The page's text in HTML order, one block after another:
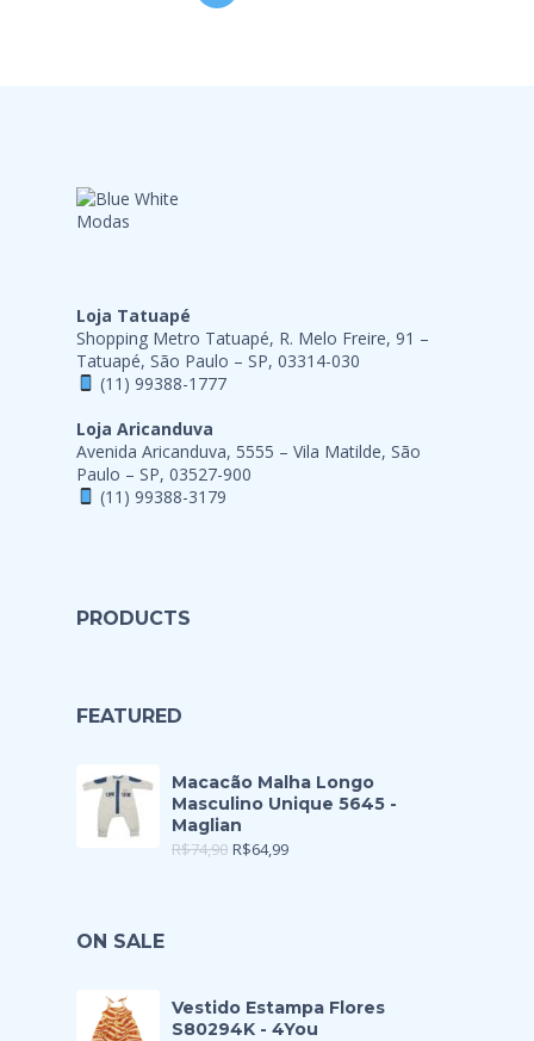
Loja Tatuapé
Shopping Metro Tatuapé, R. Melo Freire, 91 –
Tatuapé, São Paulo – SP, 03314-030
(11) 99388-1777
Loja Aricanduva
Avenida Aricanduva, 5555 – Vila Matilde, São
Paulo – SP, 03527-900
(11) 99388-3179
PRODUCTS
FEATURED
Macacão Malha Longo
Masculino Unique 5645 -
Maglian
R$74,90 R$64,99
ON SALE
Vestido Estampa Flores
S80294K - 4You